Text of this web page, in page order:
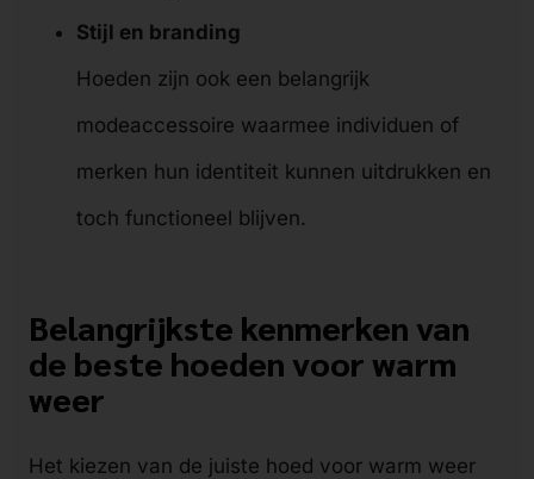
Stijl en branding
Hoeden zijn ook een belangrijk
modeaccessoire waarmee individuen of
merken hun identiteit kunnen uitdrukken en
toch functioneel blijven.
Belangrijkste kenmerken van
de beste hoeden voor warm
weer
Het kiezen van de juiste hoed voor warm weer